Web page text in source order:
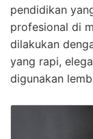
pendidikan
profesional di
dilakukan
yang rapi,
digunakan